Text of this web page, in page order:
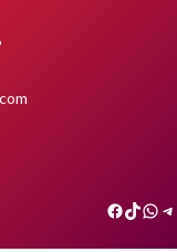
Facebook TikTok 微信 Telegram